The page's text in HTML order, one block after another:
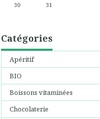
30
31
Catégories
Apéritif
BIO
Boissons vitaminées
Chocolaterie